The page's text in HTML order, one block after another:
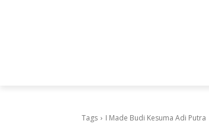
Tags I Made Budi Kesuma Adi Putra